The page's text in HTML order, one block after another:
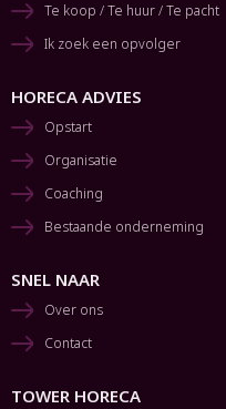
Te koop / Te huur / Te pacht
Ik zoek een opvolger
HORECA ADVIES
Opstart
Organisatie
Coaching
Bestaande onderneming
SNEL NAAR
Over ons
Contact
TOWER HORECA